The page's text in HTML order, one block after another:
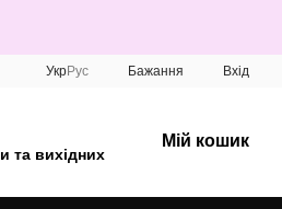
УкрРус Бажання Вхід
та вихідних
Мій кошик